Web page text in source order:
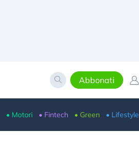
Abbonati
• Motori • Fintech • Green • Lifestyle